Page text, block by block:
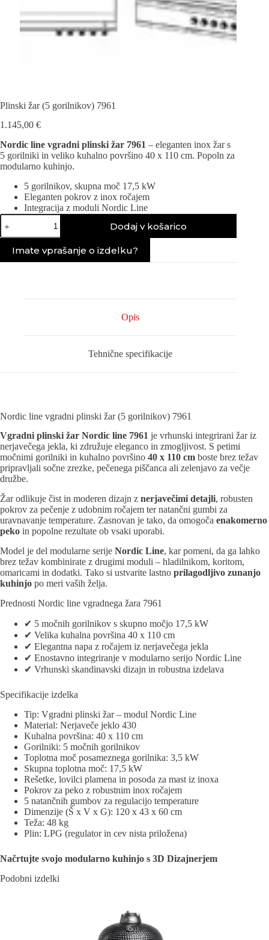
Plinski žar (5 gorilnikov) 7961
1.145,00 €
Nordic line vgradni plinski žar 7961 – eleganten inox žar s
5 gorilniki in veliko kuhalno površino 40 x 110 cm. Popoln za
modularno kuhinjo.
5 gorilnikov, skupna moč 17,5 kW
Eleganten pokrov z inox ročajem
Integracija z moduli Nordic Line
Plinski
žar
(5
gorilnikov)
Dodaj v košarico
Imate vprašanje o izdelku?
Opis
Tehnične specifikacije
Nordic line vgradni plinski žar (5 gorilnikov) 7961
Vgradni plinski žar Nordic line 7961 je vrhunski integrirani žar iz
nerjavečega jekla, ki združuje eleganco in zmogljivost. S petimi
močnimi gorilniki in kuhalno površino 40 x 110 cm boste brez težav
pripravljali sočne zrezke, pečenega piščanca ali zelenjavo za večje
družbe.
Žar odlikuje čist in moderen dizajn z nerjavečimi detajli, robusten
pokrov za pečenje z udobnim ročajem ter natančni gumbi za
uravnavanje temperature. Zasnovan je tako, da omogoča enakomerno
peko in popolne rezultate ob vsaki uporabi.
Model je del modularne serije Nordic Line, kar pomeni, da ga lahko
brez težav kombinirate z drugimi moduli – hladilnikom, koritom,
omaricami in dodatki. Tako si ustvarite lastno prilagodljivo zunanjo
kuhinjo po meri vaših želja.
Prednosti Nordic line vgradnega žara 7961
✔ 5 močnih gorilnikov s skupno močjo 17,5 kW
✔ Velika kuhalna površina 40 x 110 cm
✔ Elegantna napa z ročajem iz nerjavečega jekla
✔ Enostavno integriranje v modularno serijo Nordic Line
✔ Vrhunski skandinavski dizajn in robustna izdelava
Specifikacije izdelka
Tip: Vgradni plinski žar – modul Nordic Line
Material: Nerjaveče jeklo 430
Kuhalna površina: 40 x 110 cm
Gorilniki: 5 močnih gorilnikov
Toplotna moč posameznega gorilnika: 3,5 kW
Skupna toplotna moč: 17,5 kW
Rešetke, lovilci plamena in posoda za mast iz inoxa
Pokrov za peko z robustnim inox ročajem
5 natančnih gumbov za regulacijo temperature
Dimenzije (Š x V x G): 120 x 43 x 60 cm
Teža: 48 kg
Plin: LPG (regulator in cev nista priložena)
Načrtujte svojo modularno kuhinjo s 3D Dizajnerjem
Podobni izdelki